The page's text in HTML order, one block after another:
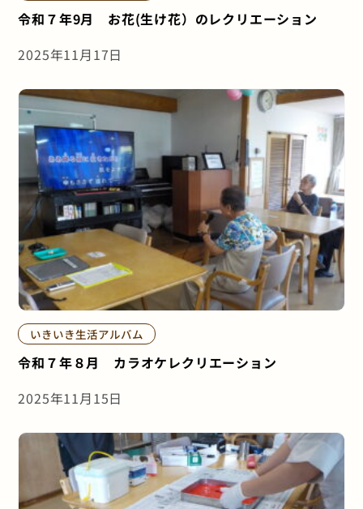
令和７年9月 お花(生け花）のレクリエーション
2025年11月17日
いきいき生活アルバム
令和７年８月 カラオケレクリエーション
2025年11月15日